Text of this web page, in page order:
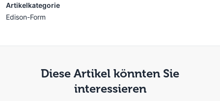
Artikelkategorie
Edison-Form
Diese Artikel könnten Sie
interessieren